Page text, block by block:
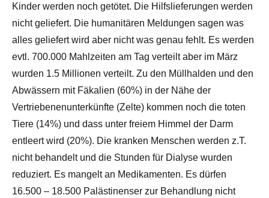
Kinder werden noch getötet. Die Hilfslieferungen werden
nicht geliefert. Die humanitären Meldungen sagen was
alles geliefert wird aber nicht was genau fehlt. Es werden
evtl. 700.000 Mahlzeiten am Tag verteilt aber im März
wurden 1.5 Millionen verteilt. Zu den Müllhalden und den
Abwässern mit Fäkalien (60%) in der Nähe der
Vertriebenenunterkünfte (Zelte) kommen noch die toten
Tiere (14%) und dass unter freiem Himmel der Darm
entleert wird (20%). Die kranken Menschen werden z.T.
nicht behandelt und die Stunden für Dialyse wurden
reduziert. Es mangelt an Medikamenten. Es dürfen
16.500 – 18.500 Palästinenser zur Behandlung nicht